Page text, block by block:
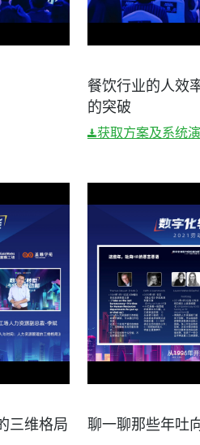
餐饮行业的人效
的突破
获取方案及系统
三维格局 聊一聊那些年吐